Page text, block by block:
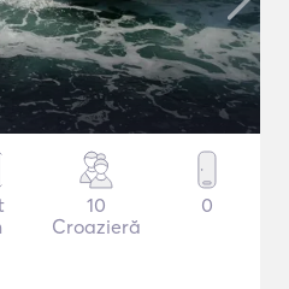
10
Croazieră
0